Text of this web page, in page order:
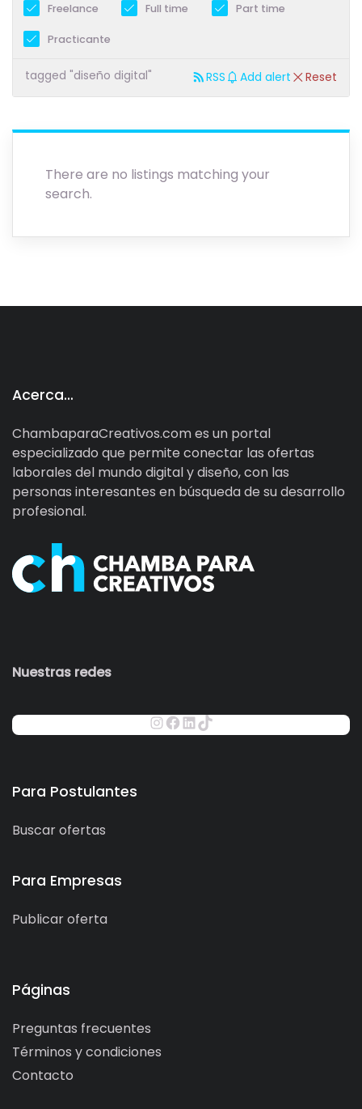
Freelance Full time Part time
Practicante
tagged "diseño digital" Reset
RSS Add alert
There are no listings matching your
search.
Acerca…
ChambaparaCreativos.com es un portal
especializado que permite conectar las ofertas
laborales del mundo digital y diseño, con las
personas interesantes en búsqueda de su desarrollo
profesional.
Nuestras redes
Para Postulantes
Buscar ofertas
Para Empresas
Publicar oferta
Páginas
Preguntas frecuentes
Términos y condiciones
Contacto